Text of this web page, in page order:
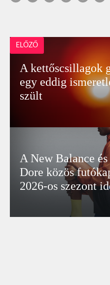
ELŐZŐ
A kettőscsillagok
egy eddig
szült
A New Balance
Dore közös
2026-os szezont